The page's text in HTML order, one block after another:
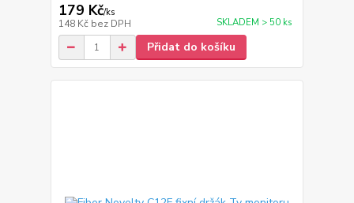
179 Kč/ks
148 Kč bez DPH SKLADEM > 50 ks
Přidat do košíku